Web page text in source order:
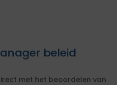
beleid
met het beoordelen van